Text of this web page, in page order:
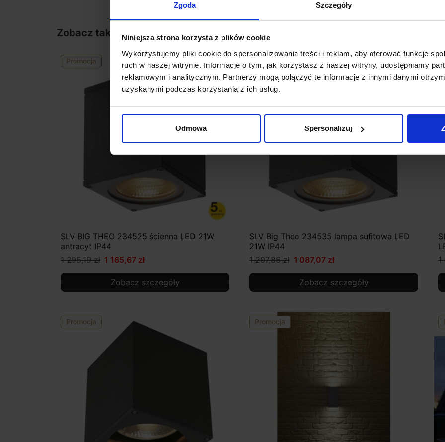
Zgoda Szczegóły
Niniejsza strona korzysta z plików cookie
Wykorzystujemy pliki cookie do spersonalizowania treści i reklam, aby oferować funkcje
ruch w naszej witrynie. Informacje o tym, jak korzystasz z naszej witryny, udostępniamy
reklamowym i analitycznym. Partnerzy mogą połączyć te informacje z innymi danymi
uzyskanymi podczas korzystania z ich usług.
Odmowa Spersonalizuj
Zobacz także
Promocja
SLV BIG THEO 234525 ścienna LED 21W
antracyt IP44
1 295,19 zł 1 165,67 zł
Zobacz szczegóły
Promocja
SLV Big Theo 234535 lampa sufitowa LED
21W IP44
1 207,86 zł 1 087,07 zł
Zobacz szczegóły
1
Promocja Promocja